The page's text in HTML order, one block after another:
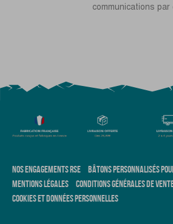
communications par
NOS ENGAGEMENTS RSE
BÂTONS PERSONNALISÉS
MENTIONS LÉGALES
CONDITIONS GÉNÉRALES DE
COOKIES ET DONNÉES PERSONNELLES